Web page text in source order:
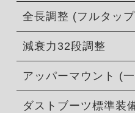
全長調整 (フルタッ
減衰力32段調整
アッパーマウント (
ダストブーツ標準装